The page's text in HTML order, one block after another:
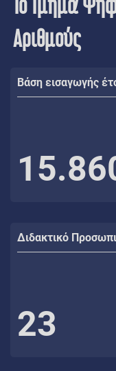
Αριθμούς
Βάση εισαγωγής
Διδακτικό
23